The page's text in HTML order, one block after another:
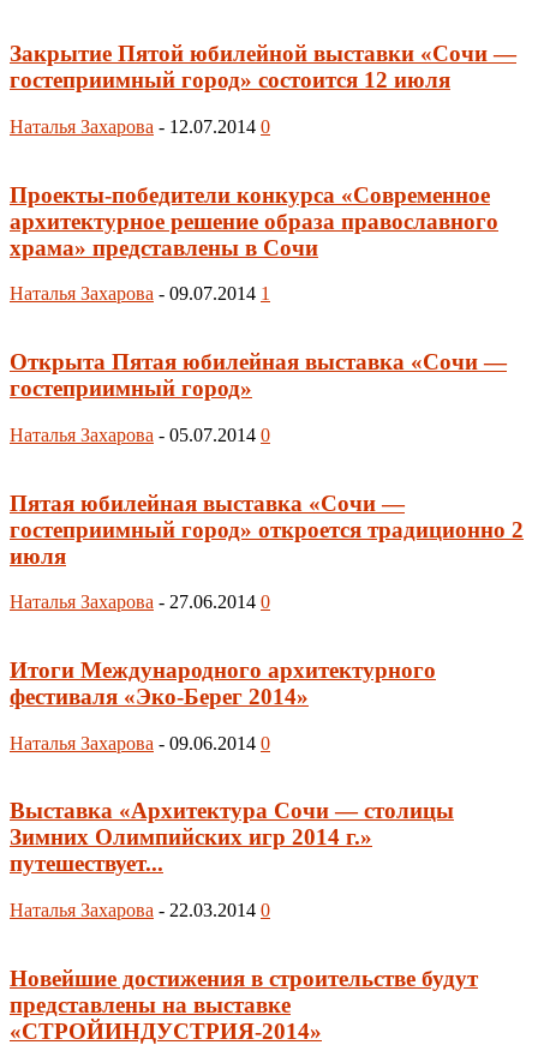
Закрытие Пятой юбилейной выставки «Сочи —
гостеприимный город» состоится 12 июля
Наталья Захарова - 12.07.2014 0
Проекты-победители конкурса «Современное
архитектурное решение образа православного
храма» представлены в Сочи
Наталья Захарова - 09.07.2014 1
Открыта Пятая юбилейная выставка «Сочи —
гостеприимный город»
Наталья Захарова - 05.07.2014 0
Пятая юбилейная выставка «Сочи —
гостеприимный город» откроется традиционно 2
июля
Наталья Захарова - 27.06.2014 0
Итоги Международного архитектурного
фестиваля «Эко-Берег 2014»
Наталья Захарова - 09.06.2014 0
Выставка «Архитектура Сочи — столицы
Зимних Олимпийских игр 2014 г.»
путешествует...
Наталья Захарова - 22.03.2014 0
Новейшие достижения в строительстве будут
представлены на выставке
«СТРОЙИНДУСТРИЯ-2014»